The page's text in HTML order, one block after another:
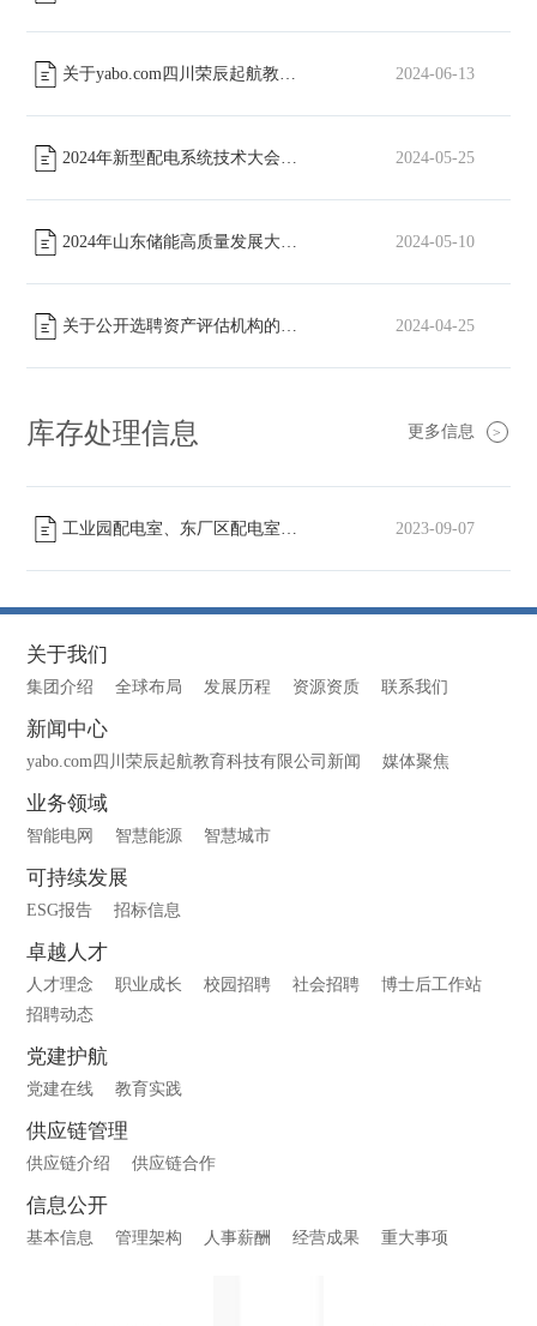
关于yabo.com四川荣辰起航教育科技有限公司形象宣传片采购项目招标公告 2024-06-13
2024年新型配电系统技术大会展台设计及搭建招标通知 [已截止]
2024-05-25
2024年山东储能高质量发展大会展位搭建招标文件 [已截止]
2024-05-10
关于公开选聘资产评估机构的公告 2024-04-25
库存处理信息 更多信息 >
工业园配电室、东厂区配电室高压柜转让 [已截止]
2023-09-07
关于我们
集团介绍 全球布局 发展历程 资源资质 联系我们
新闻中心
yabo.com四川荣辰起航教育科技有限公司新闻 媒体聚焦
业务领域
智能电网 智慧能源 智慧城市
可持续发展
ESG报告 招标信息
卓越人才
人才理念 职业成长 校园招聘 社会招聘
博士后工作站
招聘动态
党建护航
党建在线 教育实践
供应链管理
供应链介绍 供应链合作
信息公开
基本信息 管理架构 人事薪酬 经营成果 重大事项